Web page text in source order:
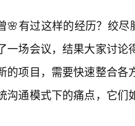
🌸有过这样的经历？绞尽
一场会议，结果大家讨
的项目，需要快速整合
沟通模式下的痛点，它